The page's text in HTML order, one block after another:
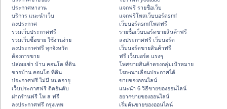
ประกาศหางาน
บริการ แนะนำเว็บ
ลงประกาศ
รวมเว็บประกาศฟรี
รวมเว็บซื้อขาย ใช้งานง่าย
ลงประกาศฟรี ทุกจังหวัด
ต้องการขาย
ปล่อยเช่า บ้าน คอนโด ที่ดิน
ขายบ้าน คอนโด ที่ดิน
ประกาศฟรี ไม่มี หมดอายุ
เว็บประกาศฟรี ติดอันดับ
ฝากร้านฟรี โพ ส ฟรี
ลงประกาศฟรี กรุงเทพ
แจกฟรี รายชื่อเว็บ
แจกฟรีโพสเว็บบอร์ดsmf
เว็บบอร์ดsmfโพสฟรี
รายชื่อเว็บบอร์ดขายสินค้าฟรี
ลงประกาศฟรี เว็บบอร์ด
เว็บบอร์ดขายสินค้าฟรี
ฟรี เว็บบอร์ด แรงๆ
โพสขายสินค้าตรงกลุ่มเป้าหมาย
โฆษณาเลื่อนประกาศได้
ขายของออนไลน์
แนะนำ 6 วิธีขายของออนไลน์
อยากขายของออนไลน์
เริ่มต้นขายของออนไลน์